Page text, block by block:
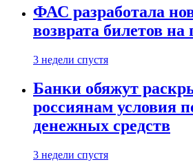
ФАС разработала
возврата билетов на
3 недели спустя
Банки обяжут
россиянам условия
денежных средств
3 недели спустя